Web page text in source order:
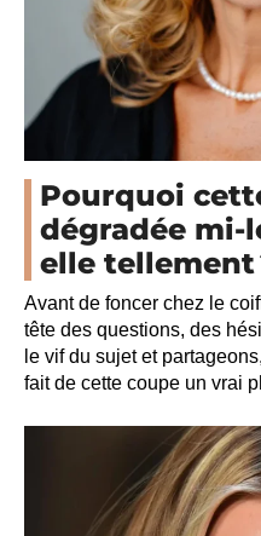
Pourquoi
dégradée mi-
elle tellement
Avant de foncer chez le
tête des questions, des
le vif du sujet et
fait de cette coupe un vrai